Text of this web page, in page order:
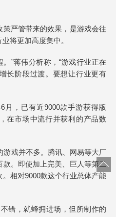
严管带来的效果，是游戏会往
将更加高度集中。
。”蒋伟分析称，“游戏行业正在
长阶段过渡。要想让行业更有
月，已有近9000款手游获得版
在市场中流行并获利的产品数
游戏并不多。腾讯、网易等大厂
。即使加上完美、巨人等第二
相对9000款这个行业总体产能
错，就蜂拥进场，但所制作的